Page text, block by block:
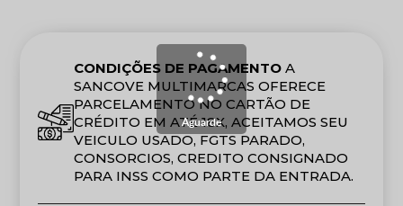
CONDIÇÕES DE PAGAMENTO A
SANCOVE MULTIMARCAS OFERECE
PARCELAMENTO NO CARTÃO DE
CRÉDITO EM ATÉ 18X, ACEITAMOS SEU
VEICULO USADO, FGTS PARADO,
CONSORCIOS, CREDITO CONSIGNADO
PARA INSS COMO PARTE DA ENTRADA.
Aguarde